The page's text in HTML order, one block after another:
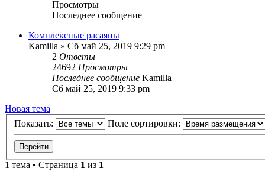
Просмотры
Последнее сообщение
Комплексные расаяны
Kamilla » Сб май 25, 2019 9:29 pm
2 Ответы
24692 Просмотры
Последнее сообщение Kamilla
Сб май 25, 2019 9:33 pm
Новая тема
Показать:
Поле сортировки:
1 тема • Страница 1 из 1